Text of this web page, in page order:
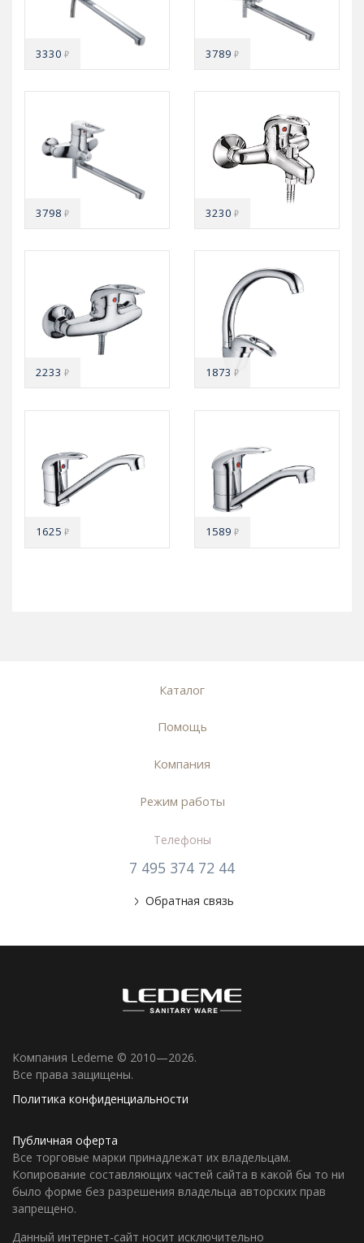
3330₽ 3789₽
3798₽ 3230₽
2233₽ 1873₽
1625₽ 1589₽
Каталог
Помощь
Компания
Режим работы
Телефоны
7 495 374 72 44
Обратная связь
Компания Ledeme © 2010—2026.
Все права защищены.
Политика конфиденциальности
Публичная оферта
Все торговые марки принадлежат их владельцам.
Копирование составляющих частей сайта в какой бы то ни
было форме без разрешения владельца авторских прав
запрещено.
Данный интернет-сайт носит исключительно